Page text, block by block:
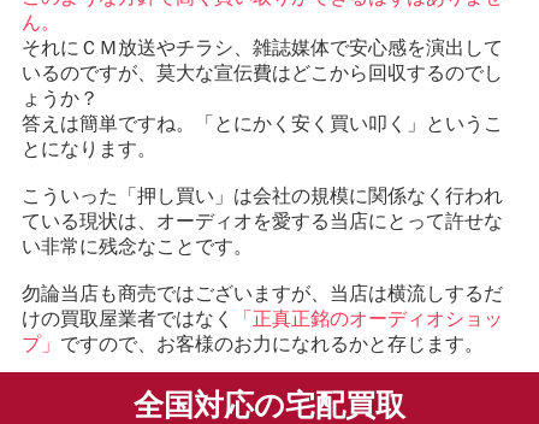
ん。
それにＣＭ放送やチラシ、雑誌媒体で安心感を演出して
いるのですが、莫大な宣伝費はどこから回収するのでし
ょうか？
答えは簡単ですね。「とにかく安く買い叩く」というこ
とになります。
こういった「押し買い」は会社の規模に関係なく行われ
ている現状は、オーディオを愛する当店にとって許せな
い非常に残念なことです。
勿論当店も商売ではございますが、当店は横流しするだ
けの買取屋業者ではなく
「正真正銘のオーディオショッ
プ」 ですので、お客様のお力になれるかと存じます。
全国対応の宅配買取